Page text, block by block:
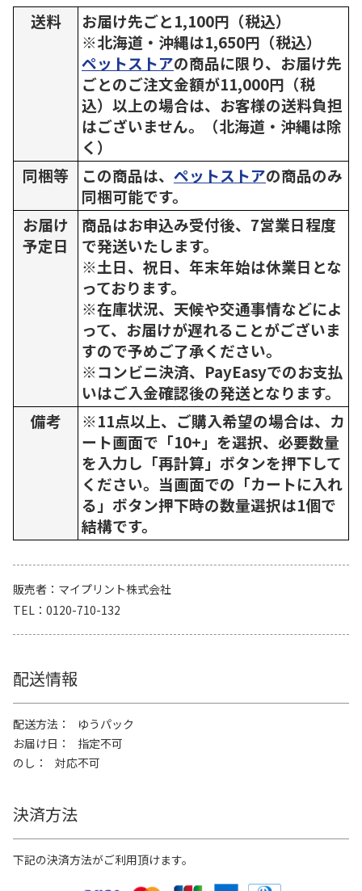
送料
お届け先ごと1,100円（税込）
※北海道・沖縄は1,650円（税込）
ペットストアの商品に限り、お届け先
ごとのご注文金額が11,000円（税
込）以上の場合は、お客様の送料負担
はございません。（北海道・沖縄は除
く）
同梱等
この商品は、 ペットストアの商品のみ
同梱可能です。
お届け
予定日
商品はお申込み受付後、7営業日程度
で発送いたします。
※土日、祝日、年末年始は休業日とな
っております。
※在庫状況、天候や交通事情などによ
って、お届けが遅れることがございま
すので予めご了承ください。
※コンビニ決済、PayEasyでのお支払
いはご入金確認後の発送となります。
備考
※11点以上、ご購入希望の場合は、カ
ート画面で「10+」を選択、必要数量
を入力し「再計算」ボタンを押下して
ください。当画面での「カートに入れ
る」ボタン押下時の数量選択は1個で
結構です。
販売者
マイプリント株式会社
TEL
0120-710-132
配送情報
配送方法
ゆうパック
お届け日
指定不可
のし
対応不可
決済方法
下記の決済方法がご利用頂けます。